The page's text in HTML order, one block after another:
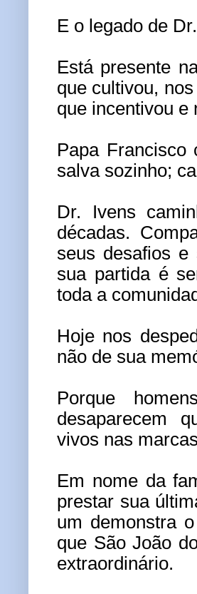
E o legado de
Está presente
que cultivou,
que incentivou e
Papa Francisco
salva sozinho;
Dr. Ivens
décadas.
seus desafios
sua partida é
toda a
Hoje nos
não de sua
Porque
desaparecem
vivos nas
Em nome da
prestar sua
um demonstra
que São João
extraordinário.